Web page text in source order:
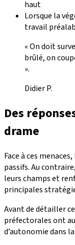
haut
Lorsque la
travail
« On doit
brûlé, on
».
Didier P.
Des
drame
Face à ces
passifs. Au
leurs champs et
principales
Avant de détailler
préfectorales ont
d’autonomie dans